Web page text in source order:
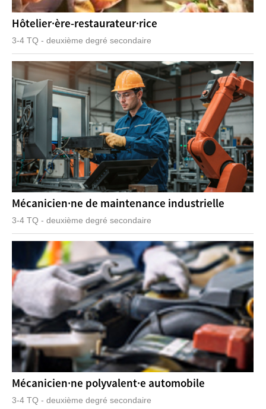
Hôtelier·ère-restaurateur·rice
3-4 TQ - deuxième degré secondaire
Mécanicien·ne de maintenance industrielle
3-4 TQ - deuxième degré secondaire
Mécanicien·ne polyvalent·e automobile
3-4 TQ - deuxième degré secondaire